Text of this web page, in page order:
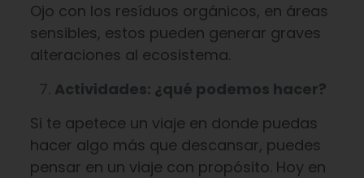
Ojo con los resíduos orgánicos, en áreas
sensibles, estos pueden generar graves
alteraciones al ecosistema.
Actividades: ¿qué podemos hacer?
Si te apetece un viaje en donde puedas
hacer algo más que descansar, puedes
pensar en un viaje con propósito. Hoy en